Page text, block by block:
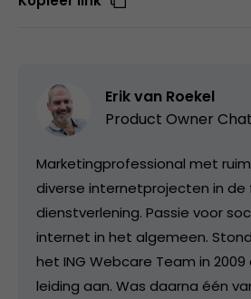
Erik van Roekel
Product Owner
Marketingprofessional met
diverse internetprojecten in de
dienstverlening. Passie voor
internet in het algemeen.
het ING Webcare Team in 2009
leiding aan. Was daarna één